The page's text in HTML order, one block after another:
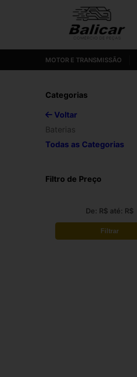
MOTOR E TRANSMISSÃO
Categorias
Voltar
Baterias
Todas as Categorias
Filtro de Preço
De: R$ até: R$
Filtrar